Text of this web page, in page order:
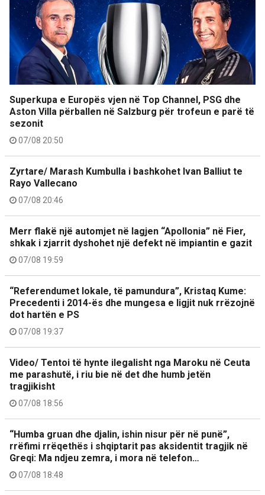
Superkupa e Europës vjen në Top Channel, PSG dhe
Aston Villa përballen në Salzburg për trofeun e parë të
sezonit
07/08 20:50
Zyrtare/ Marash Kumbulla i bashkohet Ivan Balliut te
Rayo Vallecano
07/08 20:46
Merr flakë një automjet në lagjen “Apollonia” në Fier,
shkak i zjarrit dyshohet një defekt në impiantin e gazit
07/08 19:59
“Referendumet lokale, të pamundura”, Kristaq Kume:
Precedenti i 2014-ës dhe mungesa e ligjit nuk rrëzojnë
dot hartën e PS
07/08 19:37
Video/ Tentoi të hynte ilegalisht nga Maroku në Ceuta
me parashutë, i riu bie në det dhe humb jetën
tragjikisht
07/08 18:56
“Humba gruan dhe djalin, ishin nisur për në punë”,
rrëfimi rrëqethës i shqiptarit pas aksidentit tragjik në
Greqi: Ma ndjeu zemra, i mora në telefon…
07/08 18:48